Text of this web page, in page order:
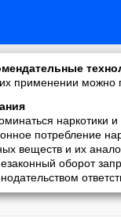
применении можно
наркотики
потребление
веществ и их
оборот
2011 год